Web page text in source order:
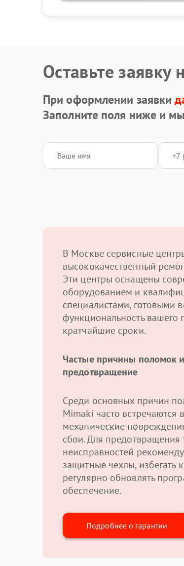
Оставьте заявку
При оформлении заявки
Заполните поля ниже и
В Москве сервисные
высококачественный
Эти центры оснащены
оборудованием и
специалистами, готовыми
функциональность вашего
кратчайшие сроки.
Частые причины поломок
предотвращение
Среди основных причин
Mimaki часто встречаются
механические
сбои. Для предотвращения
неисправностей
защитные чехлы, избегать
регулярно обновлять
обеспечение.
Подробнее о гарантии